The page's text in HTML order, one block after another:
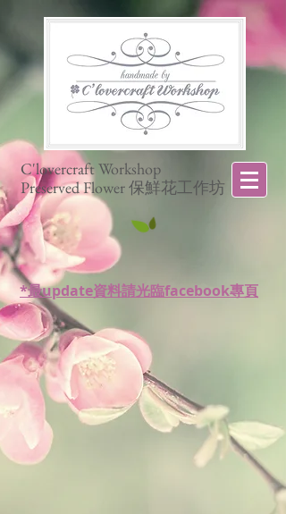
C'lovercraft Workshop
Preserved Flower 保鮮花工作坊
*最update資料請光臨facebook專頁